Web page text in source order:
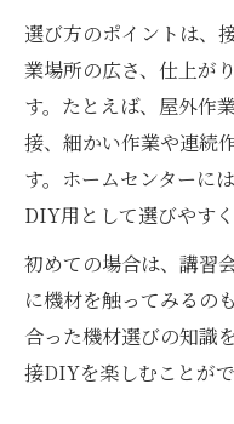
選び方のポイントは、
業場所の広さ、仕上が
す。たとえば、屋外作
接、細かい作業や連続
す。ホームセンターに
DIY用として選びやすく
初めての場合は、講習
に機材を触ってみるの
合った機材選びの知識
接DIYを楽しむことがで